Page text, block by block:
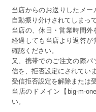
当店からのお送りしたメ
自動振り分けされてしまっ
当店の、休日・営業時間
経過しても当店より返答
確認ください。
又、携帯でのご注文の際
信を、拒否設定にされてい
受信拒否設定を解除または
当店のドメイン【big-m-
い。